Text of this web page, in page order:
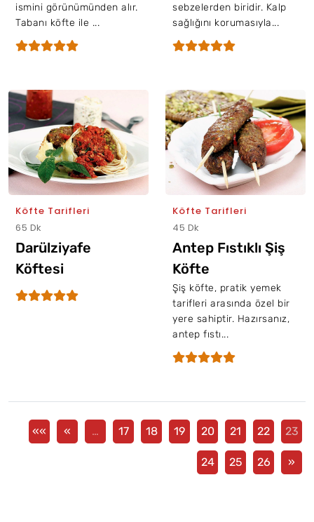
ismini görünümünden alır.
Tabanı köfte ile ...
sebzelerden biridir. Kalp
sağlığını korumasıyla...
Köfte Tarifleri
65 Dk
Darülziyafe
Köftesi
Köfte Tarifleri
45 Dk
Antep Fıstıklı Şiş
Köfte
Şiş köfte, pratik yemek
tarifleri arasında özel bir
yere sahiptir. Hazırsanız,
antep fıstı...
«« « … 17 18 19 20 21 22 23
24 25 26 »